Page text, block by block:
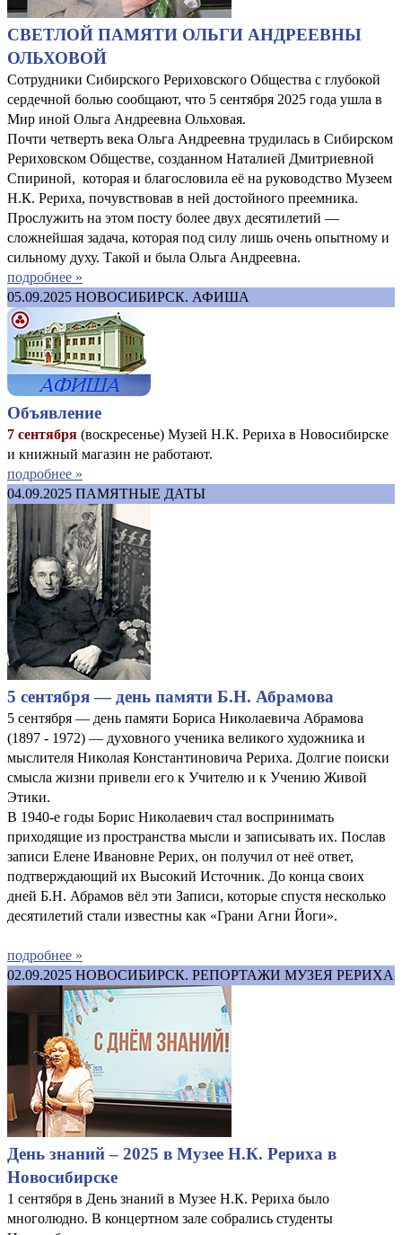
СВЕТЛОЙ ПАМЯТИ ОЛЬГИ АНДРЕЕВНЫ
ОЛЬХОВОЙ
Сотрудники Сибирского Рериховского Общества с глубокой
сердечной болью сообщают, что 5 сентября 2025 года ушла в
Мир иной Ольга Андреевна Ольховая.
Почти четверть века Ольга Андреевна трудилась в Сибирском
Рериховском Обществе, созданном Наталией Дмитриевной
Спириной, которая и благословила её на руководство Музеем
Н.К. Рериха, почувствовав в ней достойного преемника.
Прослужить на этом посту более двух десятилетий —
сложнейшая задача, которая под силу лишь очень опытному и
сильному духу. Такой и была Ольга Андреевна.
подробнее »
05.09.2025 НОВОСИБИРСК. АФИША
Объявление
7 сентября (воскресенье) Музей Н.К. Рериха в Новосибирске
и книжный магазин не работают.
подробнее »
04.09.2025 ПАМЯТНЫЕ ДАТЫ
5 сентября — день памяти Б.Н. Абрамова
5 сентября — день памяти Бориса Николаевича Абрамова
(1897 - 1972) — духовного ученика великого художника и
мыслителя Николая Константиновича Рериха. Долгие поиски
смысла жизни привели его к Учителю и к Учению Живой
Этики.
В 1940-е годы Борис Николаевич стал воспринимать
приходящие из пространства мысли и записывать их. Послав
записи Елене Ивановне Рерих, он получил от неё ответ,
подтверждающий их Высокий Источник. До конца своих
дней Б.Н. Абрамов вёл эти Записи, которые спустя несколько
десятилетий стали известны как «Грани Агни Йоги».
подробнее »
02.09.2025 НОВОСИБИРСК. РЕПОРТАЖИ МУЗЕЯ РЕРИХА
День знаний – 2025 в Музее Н.К. Рериха в
Новосибирске
1 сентября в День знаний в Музее Н.К. Рериха было
многолюдно. В концертном зале собрались студенты